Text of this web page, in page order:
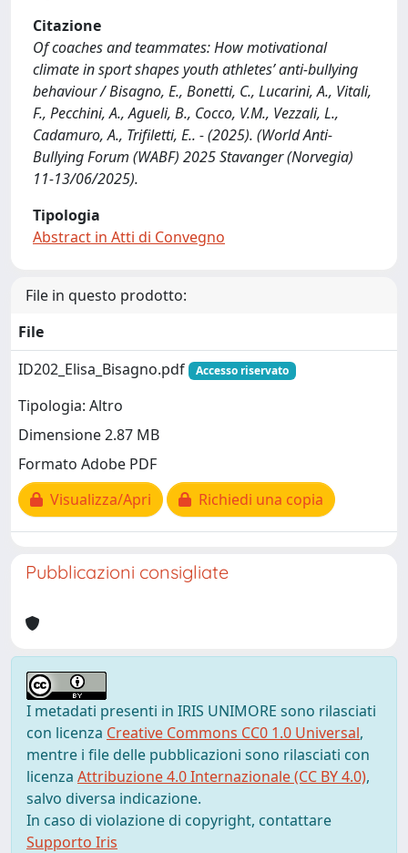
Citazione
Of coaches and teammates: How motivational
climate in sport shapes youth athletes’ anti-bullying
behaviour / Bisagno, E., Bonetti, C., Lucarini, A., Vitali,
F., Pecchini, A., Agueli, B., Cocco, V.M., Vezzali, L.,
Cadamuro, A., Trifiletti, E.. - (2025). (World Anti-
Bullying Forum (WABF) 2025 Stavanger (Norvegia)
11-13/06/2025).
Tipologia
Abstract in Atti di Convegno
File in questo prodotto:
File
ID202_Elisa_Bisagno.pdf
Accesso riservato
Tipologia: Altro
Dimensione 2.87 MB
Formato Adobe PDF
Visualizza/Apri
Richiedi una copia
Pubblicazioni consigliate
I metadati presenti in IRIS UNIMORE sono rilasciati
con licenza Creative Commons CC0 1.0 Universal,
mentre i file delle pubblicazioni sono rilasciati con
licenza Attribuzione 4.0 Internazionale (CC BY 4.0),
salvo diversa indicazione.
In caso di violazione di copyright, contattare
Supporto Iris